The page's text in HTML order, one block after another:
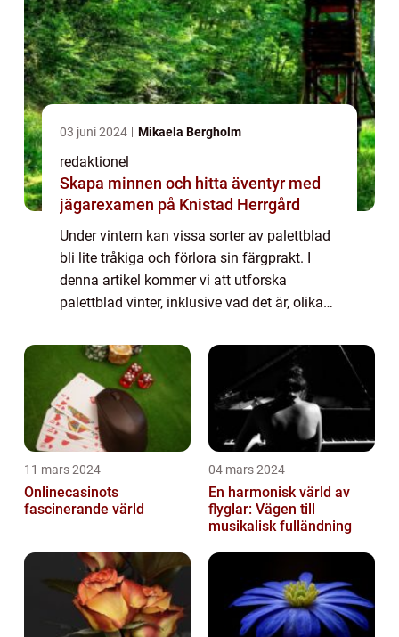
03 juni 2024 Mikaela Bergholm
redaktionel
Skapa minnen och hitta äventyr med
jägarexamen på Knistad Herrgård
Under vintern kan vissa sorter av palettblad
bli lite tråkiga och förlora sin färgprakt. I
denna artikel kommer vi att utforska
palettblad vinter, inklusive vad det är, olika
mätningar av deras övervintringsfö...
11 mars 2024
Onlinecasinots
fascinerande värld
04 mars 2024
En harmonisk värld av
flyglar: Vägen till
musikalisk fulländning